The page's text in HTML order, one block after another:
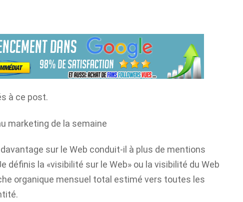
à ce post.
marketing de la semaine
sur le Web conduit-il à plus de mentions
définis la «visibilité sur le Web» ou la visibilité du Web
organique mensuel total estimé vers toutes les